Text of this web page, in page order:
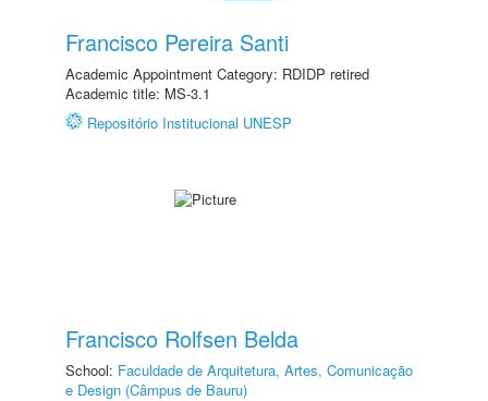
Francisco Pereira Santi
Academic Appointment Category: RDIDP retired
Academic title: MS-3.1
Repositório Institucional UNESP
Francisco Rolfsen Belda
School: Faculdade de Arquitetura, Artes, Comunicação
e Design (Câmpus de Bauru)